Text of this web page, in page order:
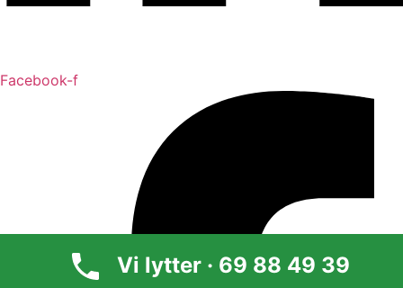
Facebook-f
Vi lytter · 69 88 49 39